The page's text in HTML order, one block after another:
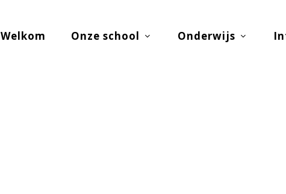
Welkom Onze school Onderwijs